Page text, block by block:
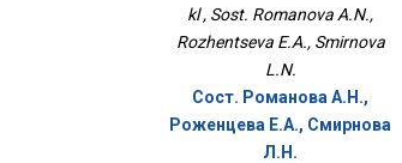
kl , Sost. Romanova A.N.,
Rozhentseva E.A., Smirnova
L.N.
Сост. Романова А.Н.,
Роженцева Е.А., Смирнова
Л.Н.